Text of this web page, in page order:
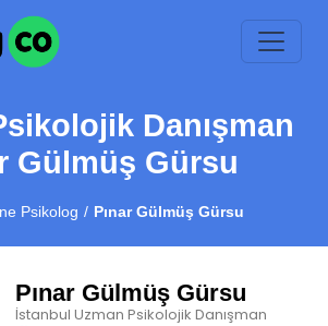
Danışman
Gülmüş Gürsu
Psikolog Pınar Gülmüş Gürsu
Pınar Gülmüş Gürsu
İstanbul Uzman Psikolojik Danışman